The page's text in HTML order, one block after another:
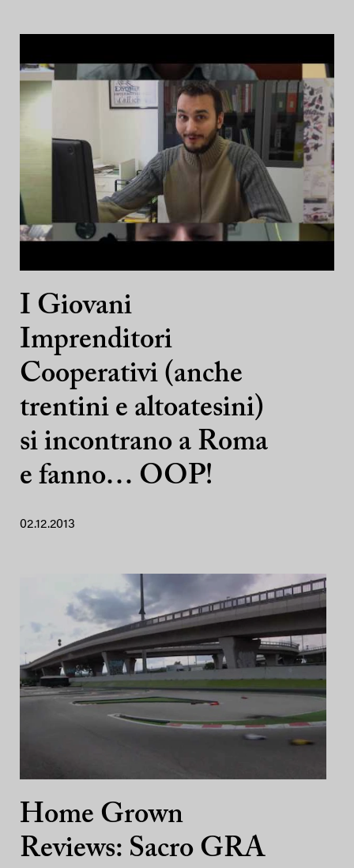
I Giovani
Imprenditori
Cooperativi (anche
trentini e altoatesini)
si incontrano a Roma
e fanno… OOP!
02.12.2013
Home Grown
Reviews: Sacro GRA